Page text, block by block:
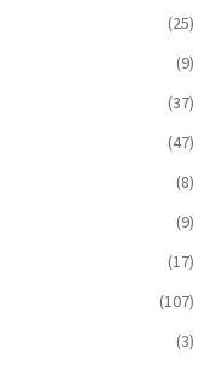
(25)
(9)
(37)
(47)
(8)
(9)
(17)
(107)
(3)